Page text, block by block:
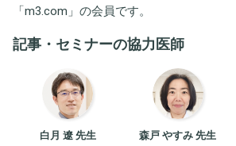
「m3.com 」の会員です。
記事・セミナーの協力医師
白月 遼 先生 森戸 やすみ 先生